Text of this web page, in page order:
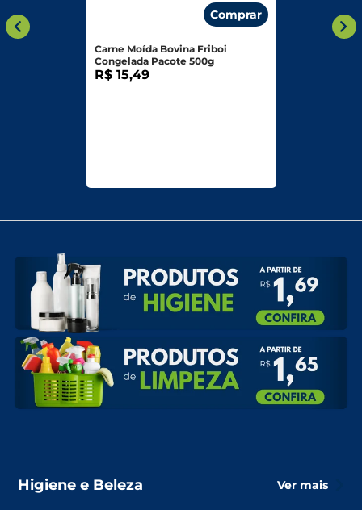
Comprar
Carne Moída Bovina Friboi
Congelada Pacote 500g
R$ 15,49
Higiene e Beleza Ver mais